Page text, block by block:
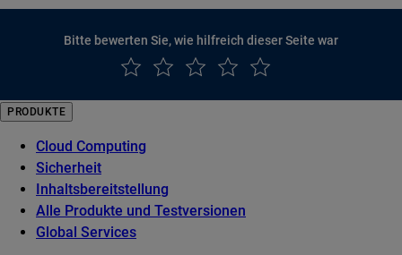
Bitte bewerten Sie, wie hilfreich dieser Seite war
PRODUKTE
Cloud Computing
Sicherheit
Inhaltsbereitstellung
Alle Produkte und Testversionen
Global Services